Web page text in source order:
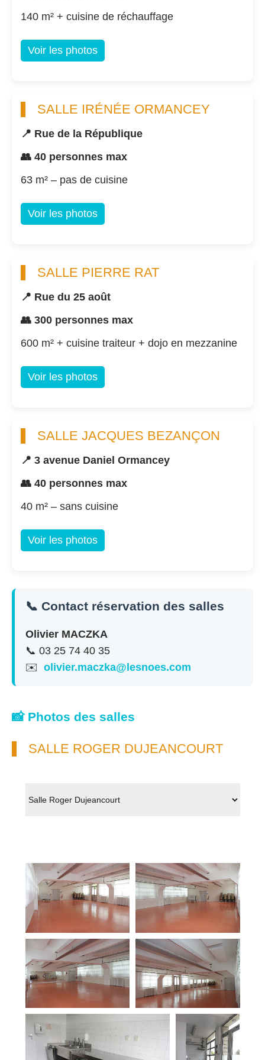
140 m² + cuisine de réchauffage
Voir les photos
SALLE IRÉNÉE ORMANCEY
📍 Rue de la République
👥 40 personnes max
63 m² – pas de cuisine
Voir les photos
SALLE PIERRE RAT
📍 Rue du 25 août
👥 300 personnes max
600 m² + cuisine traiteur + dojo en mezzanine
Voir les photos
SALLE JACQUES BEZANÇON
📍 3 avenue Daniel Ormancey
👥 40 personnes max
40 m² – sans cuisine
Voir les photos
📞 Contact réservation des salles
Olivier MACZKA
📞 03 25 74 40 35
✉️ olivier.maczka@lesnoes.com
📸 Photos des salles
SALLE ROGER DUJEANCOURT